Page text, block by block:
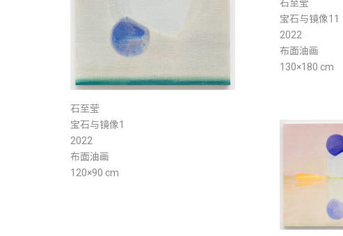
石至莹
宝石与镜像1
2022
布面油画
120×90 cm
石至莹
宝石与镜像11
2022
布面油画
130×180 cm